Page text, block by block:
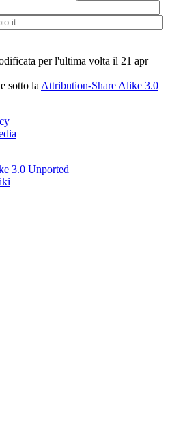
per l'ultima volta il 21 apr
sotto la Attribution-Share Alike 3.0